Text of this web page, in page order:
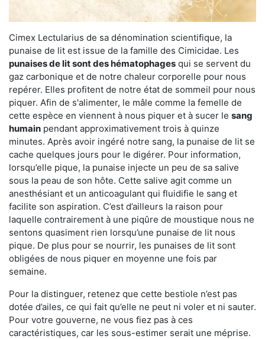
Cimex Lectularius de sa dénomination scientifique, la
punaise de lit est issue de la famille des Cimicidae. Les
punaises de lit sont des hématophages qui se servent du
gaz carbonique et de notre chaleur corporelle pour nous
repérer. Elles profitent de notre état de sommeil pour nous
piquer. Afin de s'alimenter, le mâle comme la femelle de
cette espèce en viennent à nous piquer et à sucer le sang
humain pendant approximativement trois à quinze
minutes. Après avoir ingéré notre sang, la punaise de lit se
cache quelques jours pour le digérer. Pour information,
lorsqu’elle pique, la punaise injecte un peu de sa salive
sous la peau de son hôte. Cette salive agit comme un
anesthésiant et un anticoagulant qui fluidifie le sang et
facilite son aspiration. C’est d’ailleurs la raison pour
laquelle contrairement à une piqûre de moustique nous ne
sentons quasiment rien lorsqu’une punaise de lit nous
pique. De plus pour se nourrir, les punaises de lit sont
obligées de nous piquer en moyenne une fois par
semaine.
Pour la distinguer, retenez que cette bestiole n’est pas
dotée d’ailes, ce qui fait qu’elle ne peut ni voler et ni sauter.
Pour votre gouverne, ne vous fiez pas à ces
caractéristiques, car les sous-estimer serait une méprise.